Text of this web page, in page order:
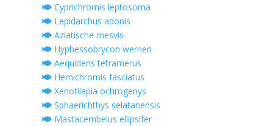
Cyprichromis leptosoma
Lepidarchus adonis
Aziatische mesvis
Hyphessobrycon werneri
Aequidens tetramerus
Hemichromis fasciatus
Xenotilapia ochrogenys
Sphaerichthys selatanensis
Mastacembelus ellipsifer